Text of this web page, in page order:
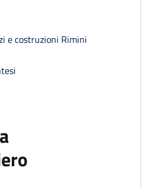
e costruzioni Rimini